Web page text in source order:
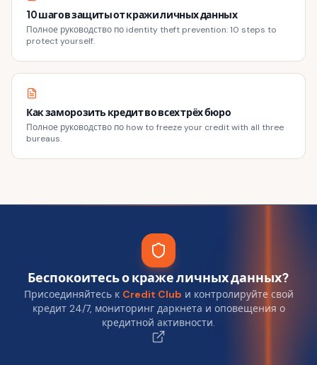
10 шагов защиты от кражи личных данных
Полное руководство по identity theft prevention: 10 steps to
protect yourself.
Как заморозить кредит во всех трёх бюро
Полное руководство по how to freeze your credit with all three
bureaus.
Беспокоитесь о краже личных данных?
Присоединяйтесь к Credit Club и контролируйте свой
кредит 24/7, мониторинг даркнета и оповещения о
кредитной активности.